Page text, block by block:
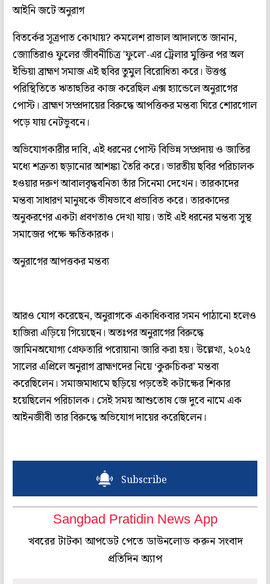
আইনি জটে অনুরাগ
বিতর্কের সূত্রপাত কোথায়? কমলেশ রাভাল আদালতে জানান,
জ্যোতিরাও ফুলের জীবনীচিত্র 'ফুলে'-এর ট্রেলার মুক্তির পর অল
ইন্ডিয়া ব্রাহ্মণ সমাজ এই ছবির তুমুল বিরোধিতা করে। উত্তপ্ত
পরিস্থিতিতে ঋতাহুতির কাজ করেছিল এক্স হ্যান্ডেলে অনুরাগের
পোস্ট। ব্রাহ্মণ সম্প্রদায়ের বিরুদ্ধে আপত্তিকর মন্তব্য ঘিরে শোরগোল
পড়ে যায় নেটভুবনে।
অভিযোগকারীর দাবি, এই ধরনের পোস্ট বিভিন্ন সম্প্রদায় ও জাতির
মধ্যে শত্রুতা ছড়ানোর আশঙ্কা তৈরি করে। ভারতীয় ছবির পরিচালক
হওয়ার দরুণ আবালবৃদ্ধবনিতা তাঁর সিনেমা দেখেন। তারকাদের
মন্তব্য সাধারণ মানুষকে ভীষভাবে প্রভাবিত করে। তারকাদের
অনুকরণের একটা প্রবণতাও দেখা যায়। তাই এই ধরনের মন্তব্য সুস্থ
সমাজের পক্ষে ক্ষতিকারক।
অনুরাগের আপত্তকর মন্তব্য
আরও যোগ করেছেন, অনুরাগকে একাধিকবার সমন পাঠানো হলেও
হাজিরা এড়িয়ে গিয়েছেন। অতঃপর অনুরাগের বিরুদ্ধে
জামিনঅযোগ্য গ্রেফতারি পরোয়ানা জারি করা হয়। উল্লেখ্য, ২০২৫
সালের এপ্রিলে অনুরাগ ব্রাহ্মণদের নিয়ে ‘কুরুচিকর’ মন্তব্য
করেছিলেন। সমাজমাধ্যমে ছড়িয়ে পড়তেই কটাক্ষের শিকার
হয়েছিলেন পরিচালক। সেই সময় আশুতোষ জে দুবে নামে এক
আইনজীবী তার বিরুদ্ধে অভিযোগ দায়ের করেছিলেন।
Subscribe
Sangbad Pratidin News App
খবরের টাটকা আপডেট পেতে ডাউনলোড করুন সংবাদ
প্রতিদিন অ্যাপ